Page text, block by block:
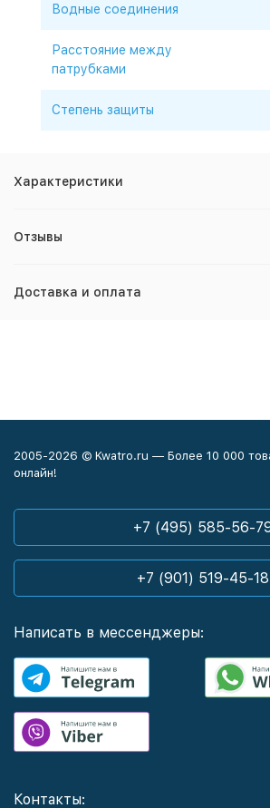
Водные соединения
Расстояние между
патрубками
Степень защиты
Характеристики
Отзывы
Доставка и оплата
2005-2026 © Kwatro.ru — Более 10 000
онлайн!
+7 (495) 585-56-
+7 (901) 519-45-18
Написать в мессенджеры:
Контакты: